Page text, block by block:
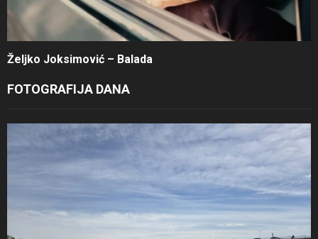
Željko Joksimović – Balada
FOTOGRAFIJA DANA